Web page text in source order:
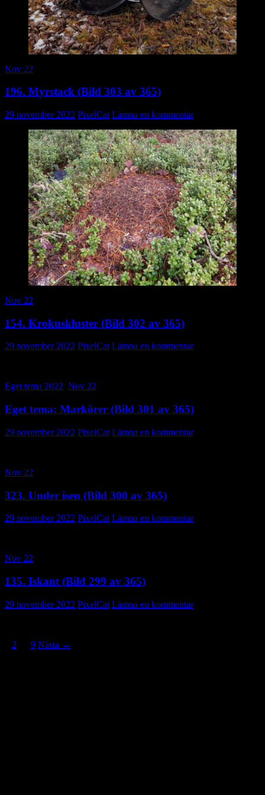
Nov 22
196. Myrstack (Bild 303 av 365)
29 november 2022 PixelCat Lämna en kommentar
Nov 22
154. Krokuskluster (Bild 302 av 365)
29 november 2022 PixelCat Lämna en kommentar
Eget tema 2022 Nov 22
Eget tema: Markörer (Bild 301 av 365)
29 november 2022 PixelCat Lämna en kommentar
Nov 22
323. Under isen (Bild 300 av 365)
29 november 2022 PixelCat Lämna en kommentar
Nov 22
135. Iskant (Bild 299 av 365)
29 november 2022 PixelCat Lämna en kommentar
Inläggsnavigering
2 9 Nästa →